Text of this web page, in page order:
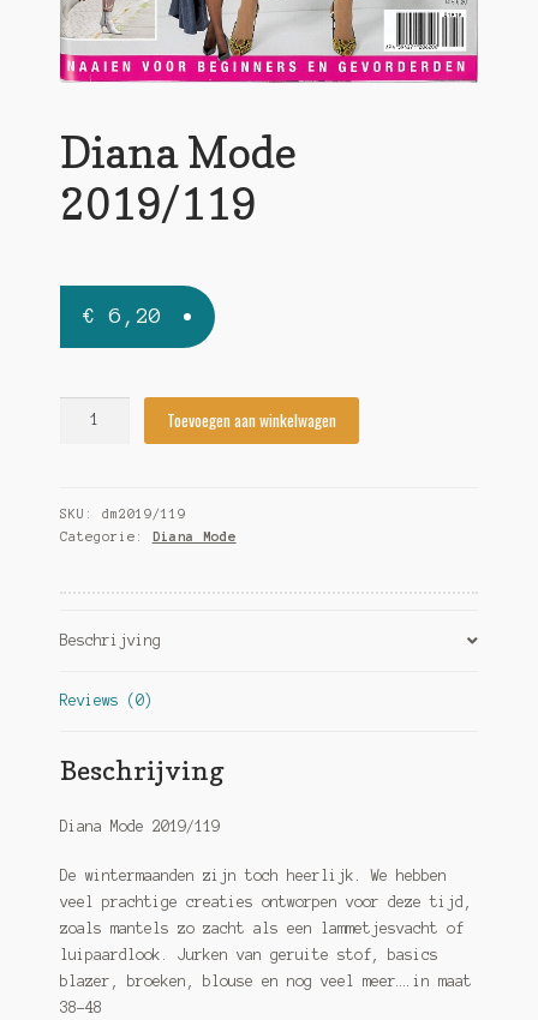
Diana Mode
2019/119
€ 6,20
Toevoegen aan winkelwagen
SKU: dm2019/119
Categorie: Diana Mode
Beschrijving
Reviews (0)
Beschrijving
Diana Mode 2019/119
De wintermaanden zijn toch heerlijk. We hebben
veel prachtige creaties ontworpen voor deze tijd,
zoals mantels zo zacht als een lammetjesvacht of
luipaardlook. Jurken van geruite stof, basics
blazer, broeken, blouse en nog veel meer….in maat
38-48